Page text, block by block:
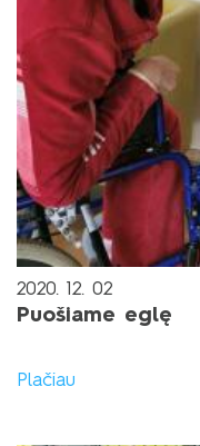
2020. 12. 02
Puošiame eglę
Plačiau